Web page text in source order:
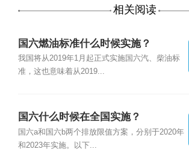
相关阅读
国六燃油标准什么时候实施？
我国将从2019年1月起正式实施国六汽、柴油标
准，这也意味着从2019...
国六什么时候在全国实施？
国六a和国六b两个排放限值方案，分别于2020年
和2023年实施。以下...